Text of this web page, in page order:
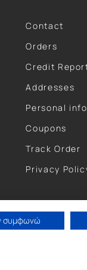
Contact
Orders
Credit
Addresses
Personal
Coupons
Track Order
Privacy
συμφωνώ